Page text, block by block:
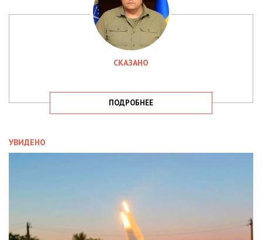
СКАЗАНО
ПОДРОБНЕЕ
УВИДЕНО